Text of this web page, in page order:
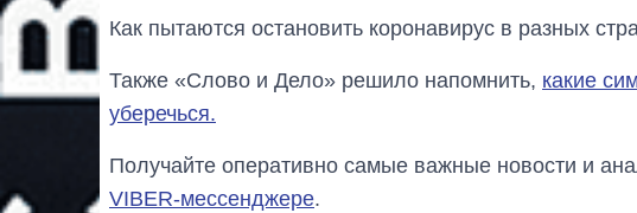
Как пытаются остановить коронавирус в разных
Также «Слово и Дело» решило напомнить, какие
уберечься.
Получайте оперативно самые важные новости и
VIBER-мессенджере.